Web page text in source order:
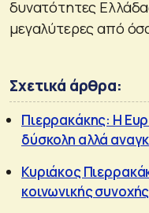
δυνατότητες
μεγαλύτερες από
Σχετικά άρθρα:
Πιερρακάκης: Η
δύσκολη αλλά
Κυριάκος
κοινωνικής